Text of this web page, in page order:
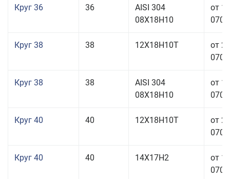
Круг 36 36
AISI 304
08Х18Н10
от
Круг 38 38 12Х18Н10Т
от
Круг 38 38
AISI 304
08Х18Н10
от
Круг 40 40 12Х18Н10Т
от
Круг 40 40 14Х17Н2
от